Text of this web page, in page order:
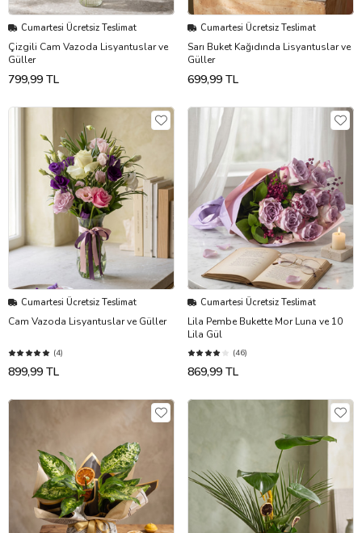
Cumartesi Ücretsiz Teslimat
Çizgili Cam Vazoda Lisyantuslar ve
Güller
799,99 TL
Cumartesi Ücretsiz Teslimat
Sarı Buket Kağıdında Lisyantuslar ve
Güller
699,99 TL
Cumartesi Ücretsiz Teslimat
Cam Vazoda Lisyantuslar ve Güller
(4)
899,99 TL
Cumartesi Ücretsiz Teslimat
Lila Pembe Bukette Mor Luna ve 10
Lila Gül
(46)
869,99 TL